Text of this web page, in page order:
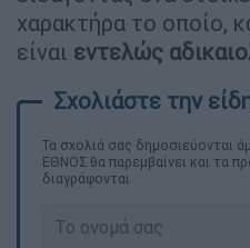
ΕΘΝΟΣ θα παρεμβαίνει και τα
διαγράφονται